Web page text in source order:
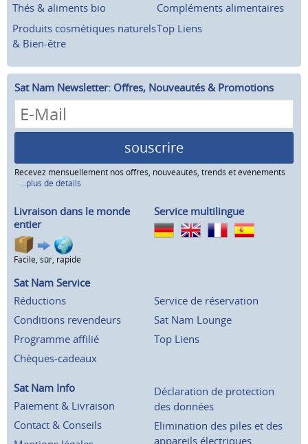
Thés & aliments bio
Compléments alimentaires
Produits cosmétiques naturels
& Bien-être
Top Liens
Sat Nam Newsletter: Offres, Nouveautés & Promotions
souscrire
Recevez mensuellement nos offres, nouveautés, trends et événements
...plus de détails
Livraison dans le monde
entier
Facile, sûr, rapide
Service multilingue
Sat Nam Service
Réductions
Conditions revendeurs
Programme affilié
Chèques-cadeaux
Service de réservation
Sat Nam Lounge
Top Liens
Sat Nam Info
Paiement & Livraison
Contact & Conseils
Déclaration de protection
des données
Elimination des piles et des
appareils électriques